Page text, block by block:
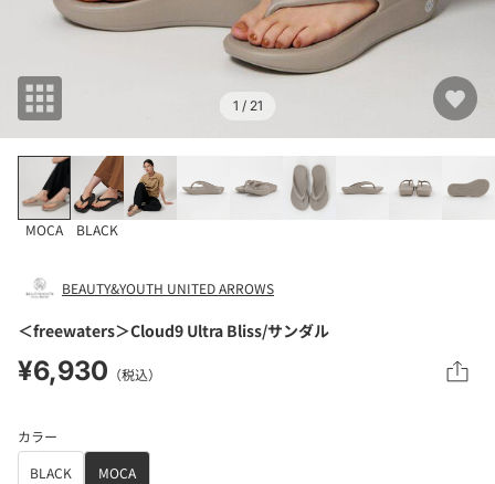
1 / 21
MOCA BLACK
BEAUTY&YOUTH UNITED ARROWS
＜freewaters＞Cloud9 Ultra Bliss/サンダル
¥6,930 （税込）
カラー
BLACK
MOCA